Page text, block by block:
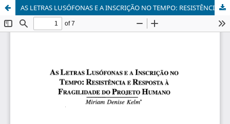
AS LETRAS LUSÓFONAS E A INSCRIÇÃO NO TEMPO: RESISTÊNCIA E RESPOSTA À FRAGILIDADE DO PROJETO HUMANO